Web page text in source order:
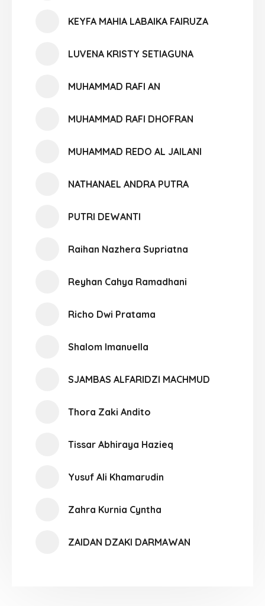
KEYFA MAHIA LABAIKA FAIRUZA
LUVENA KRISTY SETIAGUNA
MUHAMMAD RAFI AN
MUHAMMAD RAFI DHOFRAN
MUHAMMAD REDO AL JAILANI
NATHANAEL ANDRA PUTRA
PUTRI DEWANTI
Raihan Nazhera Supriatna
Reyhan Cahya Ramadhani
Richo Dwi Pratama
Shalom Imanuella
SJAMBAS ALFARIDZI MACHMUD
Thora Zaki Andito
Tissar Abhiraya Hazieq
Yusuf Ali Khamarudin
Zahra Kurnia Cyntha
ZAIDAN DZAKI DARMAWAN